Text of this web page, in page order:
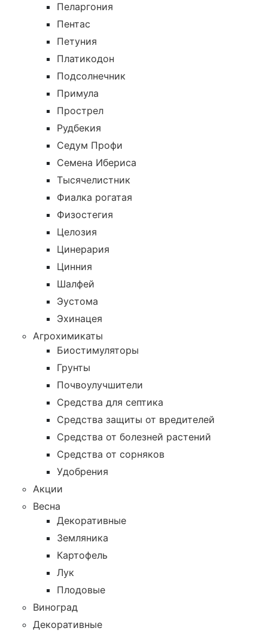
Пеларгония
Пентас
Петуния
Платикодон
Подсолнечник
Примула
Прострел
Рудбекия
Седум Профи
Семена Ибериса
Тысячелистник
Фиалка рогатая
Физостегия
Целозия
Цинерария
Цинния
Шалфей
Эустома
Эхинацея
Агрохимикаты
Биостимуляторы
Грунты
Почвоулучшители
Средства для септика
Средства защиты от вредителей
Средства от болезней растений
Средства от сорняков
Удобрения
Акции
Весна
Декоративные
Земляника
Картофель
Лук
Плодовые
Виноград
Декоративные